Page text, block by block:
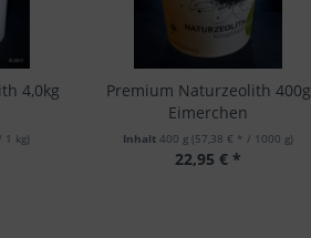
4,0kg
1 kg)
Premium Naturzeolith 400g
Eimerchen
Inhalt 400 g (57,38 € * / 1000 g)
22,95 € *